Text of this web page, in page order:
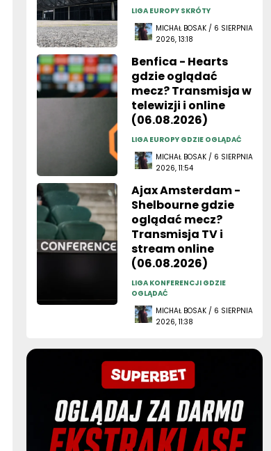
LIGA EUROPY SKRÓTY
MICHAŁ BOSAK / 6 SIERPNIA
2026, 13:18
Benfica - Hearts
gdzie oglądać
mecz? Transmisja w
telewizji i online
(06.08.2026)
LIGA EUROPY GDZIE OGLĄDAĆ
MICHAŁ BOSAK / 6 SIERPNIA
2026, 11:54
Ajax Amsterdam -
Shelbourne gdzie
oglądać mecz?
Transmisja TV i
stream online
(06.08.2026)
LIGA KONFERENCJI GDZIE
OGLĄDAĆ
MICHAŁ BOSAK / 6 SIERPNIA
2026, 11:38